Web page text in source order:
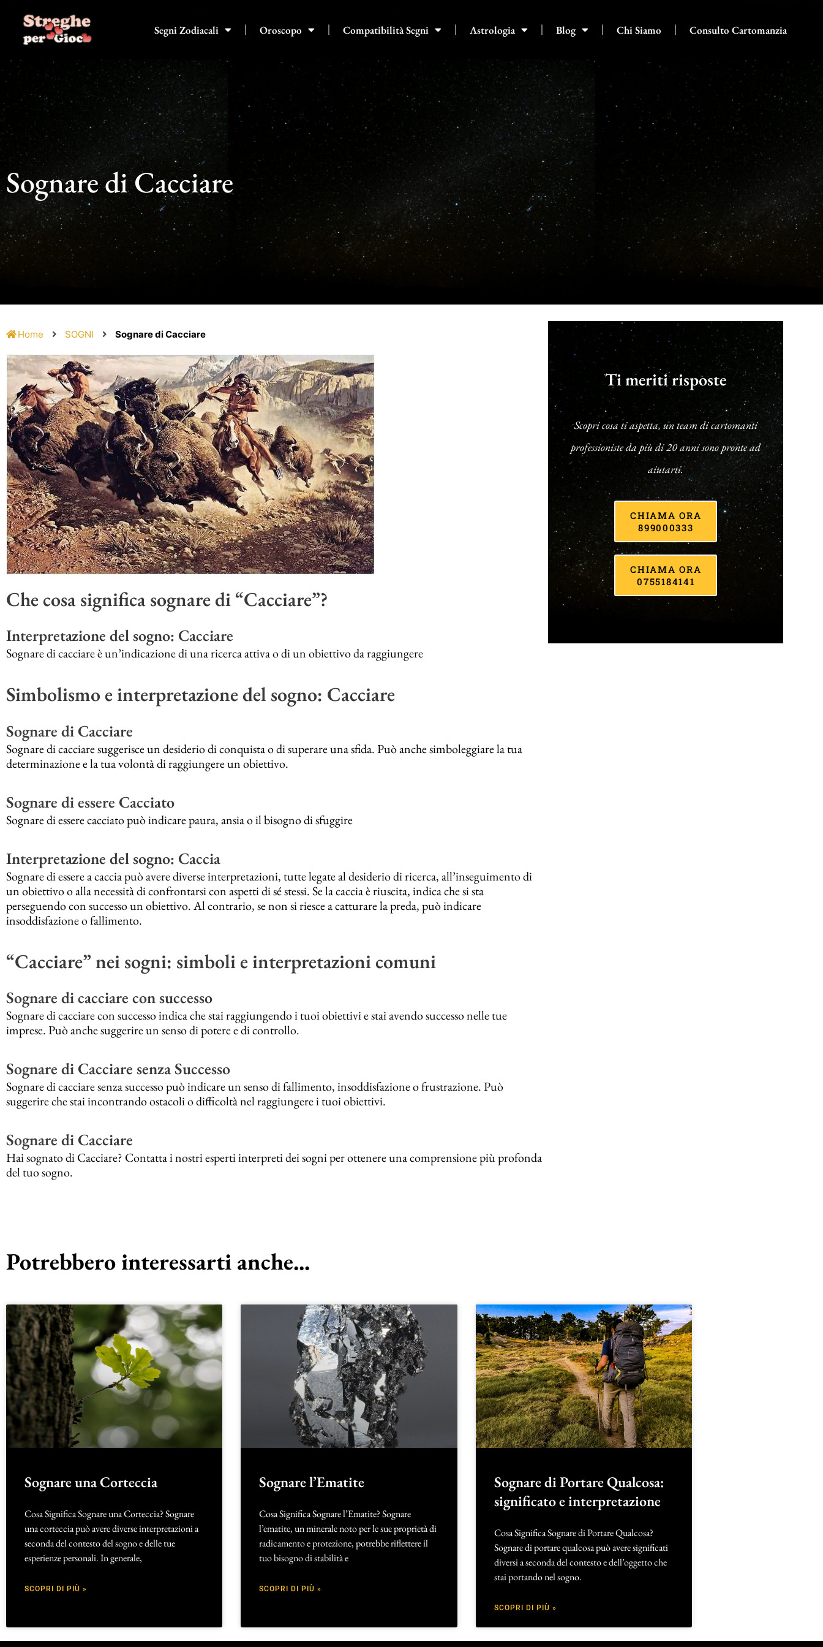
contenuto
Segni Zodiacali Oroscopo Compatibilità Segni Astrologia Blog Chi Siamo Consulto Cartomanzia
Sognare di Cacciare
Home SOGNI Sognare di Cacciare
Che cosa significa sognare di “Cacciare”?
Interpretazione del sogno: Cacciare
Sognare di cacciare è un’indicazione di una ricerca attiva o di un obiettivo da raggiungere
Simbolismo e interpretazione del sogno: Cacciare
Sognare di Cacciare
Sognare di cacciare suggerisce un desiderio di conquista o di superare una sfida. Può anche simboleggiare la tua
determinazione e la tua volontà di raggiungere un obiettivo.
Sognare di essere Cacciato
Sognare di essere cacciato può indicare paura, ansia o il bisogno di sfuggire
Interpretazione del sogno: Caccia
Sognare di essere a caccia può avere diverse interpretazioni, tutte legate al desiderio di ricerca, all’inseguimento di
un obiettivo o alla necessità di confrontarsi con aspetti di sé stessi. Se la caccia è riuscita, indica che si sta
perseguendo con successo un obiettivo. Al contrario, se non si riesce a catturare la preda, può indicare
insoddisfazione o fallimento.
“Cacciare” nei sogni: simboli e interpretazioni comuni
Sognare di cacciare con successo
Sognare di cacciare con successo indica che stai raggiungendo i tuoi obiettivi e stai avendo successo nelle tue
imprese. Può anche suggerire un senso di potere e di controllo.
Sognare di Cacciare senza Successo
Sognare di cacciare senza successo può indicare un senso di fallimento, insoddisfazione o frustrazione. Può
suggerire che stai incontrando ostacoli o difficoltà nel raggiungere i tuoi obiettivi.
Sognare di Cacciare
Hai sognato di Cacciare? Contatta i nostri esperti interpreti dei sogni per ottenere una comprensione più profonda
del tuo sogno.
Ti meriti risposte
Scopri cosa ti aspetta, un team di cartomanti
professioniste da più di 20 anni sono pronte ad
aiutarti.
CHIAMA ORA
899000333
CHIAMA ORA
0755184141
Potrebbero interessarti anche...
Sognare una Corteccia
Cosa Significa Sognare una Corteccia? Sognare
una corteccia può avere diverse interpretazioni a
seconda del contesto del sogno e delle tue
esperienze personali. In generale,
SCOPRI DI PIÙ »
Sognare l’Ematite
Cosa Significa Sognare l’Ematite? Sognare
l’ematite, un minerale noto per le sue proprietà di
radicamento e protezione, potrebbe riflettere il
tuo bisogno di stabilità e
SCOPRI DI PIÙ »
Sognare di Portare Qualcosa:
significato e interpretazione
Cosa Significa Sognare di Portare Qualcosa?
Sognare di portare qualcosa può avere significati
diversi a seconda del contesto e dell’oggetto che
stai portando nel sogno.
SCOPRI DI PIÙ »